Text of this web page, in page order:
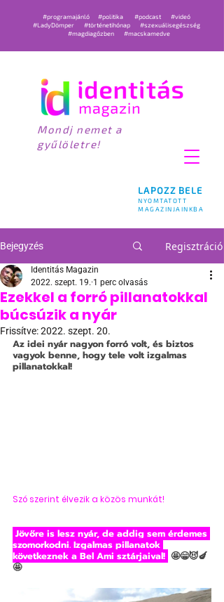
LAPOZZ BELE
NYOMTATOTT
MAGAZINJAINKBA
#programajánló #politika #podcast
#videó
#LadyDömper
#történetihónap
#szexuálisegészség
#magdiagőzben
#macskamedve
Mondj nemet a
gyűlöletre!
Bejegyzés Regisztráció
Ezekkel a forró pillanatokkal
búcsúzik a nyár
Identitás Magazin
2022. szept. 19. 1 perc olvasás
Frissítve:2022. szept. 20.
Az idei nyár nagyon forró volt, és biztos
vagyok benne, hogy tele volt izgalmas
pillanatokkal!
Szó szerint élvezik a közös munkát!
szomorkodni. Izgalmas pillanatok
következnek a Bel Ami sztárjaival! 🤩😁😈🍆
🤩